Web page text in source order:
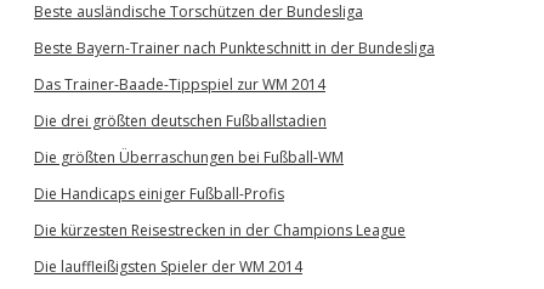
Beste ausländische Torschützen der Bundesliga
Beste Bayern-Trainer nach Punkteschnitt in der Bundesliga
Das Trainer-Baade-Tippspiel zur WM 2014
Die drei größten deutschen Fußballstadien
Die größten Überraschungen bei Fußball-WM
Die Handicaps einiger Fußball-Profis
Die kürzesten Reisestrecken in der Champions League
Die lauffleißigsten Spieler der WM 2014